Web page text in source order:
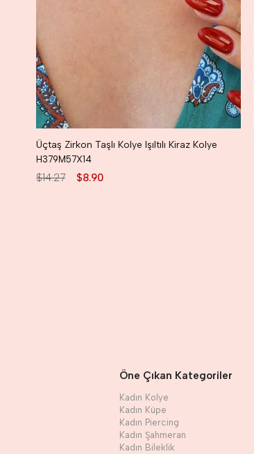
Üçtaş Zirkon Taşlı Kolye Işıltılı Kiraz Kolye
H379M57X14
$8.90
$14.27
Öne Çıkan Kategoriler
Kadın Kolye
Kadın Küpe
Kadın Piercing
Kadın Şahmeran
Kadın Bileklik